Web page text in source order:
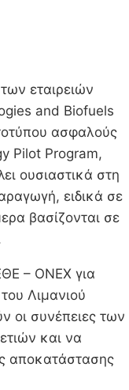
εταιρειών
and Biofuels
ασφαλούς
Pilot Program,
ουσιαστικά στη
ειδικά σε
βασίζονται σε
– ONEX για
Λιμανιού
οι συνέπειες των
και να
αποκατάστασης